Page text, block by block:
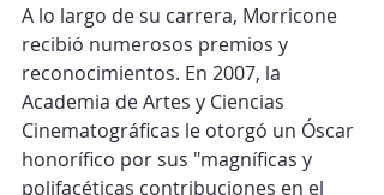
A lo largo de su carrera, Morricone
recibió numerosos premios y
reconocimientos. En 2007, la
Academia de Artes y Ciencias
Cinematográficas le otorgó un Óscar
honorífico por sus "magníficas y
polifacéticas contribuciones en el